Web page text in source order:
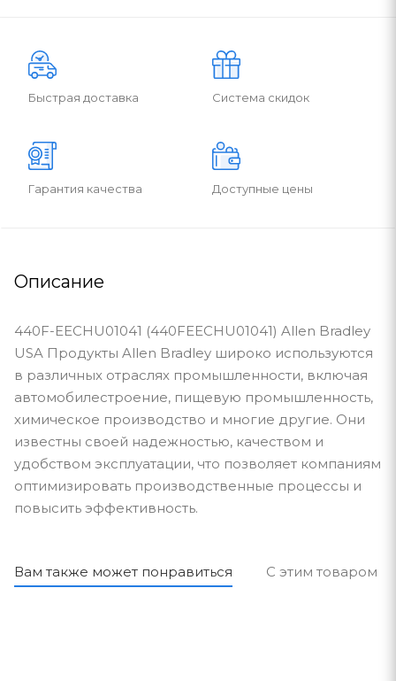
Быстрая доставка Система скидок
Гарантия качества Доступные цены
Описание
440F-EECHU01041 (440FEECHU01041) Allen Bradley
USA Продукты Allen Bradley широко используются
в различных отраслях промышленности, включая
автомобилестроение, пищевую промышленность,
химическое производство и многие другие. Они
известны своей надежностью, качеством и
удобством эксплуатации, что позволяет компаниям
оптимизировать производственные процессы и
повысить эффективность.
Вам также может понравиться С этим товаром